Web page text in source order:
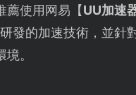
薦使用网易【UU加速
發的加速技術，並針
。